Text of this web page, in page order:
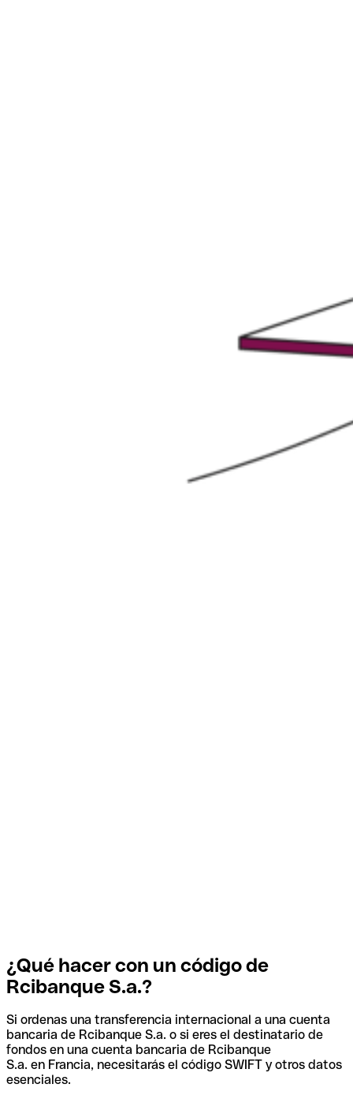
¿Qué hacer con un código de
Rcibanque S.a.?
Si ordenas una transferencia internacional a una cuenta
bancaria de Rcibanque S.a. o si eres el destinatario de
fondos en una cuenta bancaria de Rcibanque
S.a. en Francia, necesitarás el código SWIFT y otros datos
esenciales.